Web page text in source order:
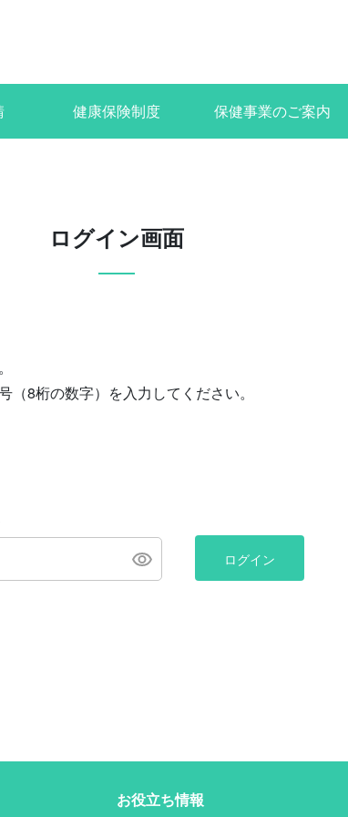
健康保険制度 保健事業のご案内
ログイン画面
8桁の数字）を入力してください。
ログイン
お役立ち情報